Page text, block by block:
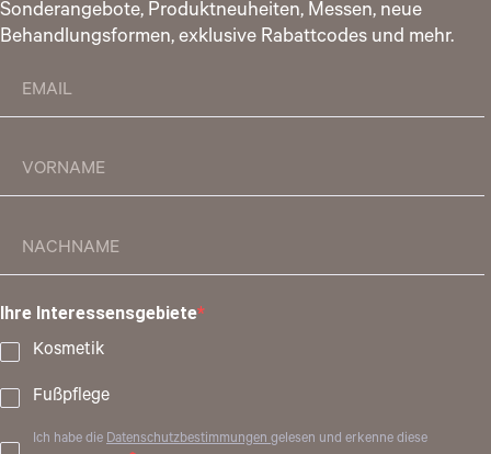
Sonderangebote, Produktneuheiten, Messen, neue
Behandlungsformen, exklusive Rabattcodes und mehr.
Ihre Interessensgebiete
Kosmetik
Fußpflege
Ich habe die Datenschutzbestimmungengelesen und erkenne diese